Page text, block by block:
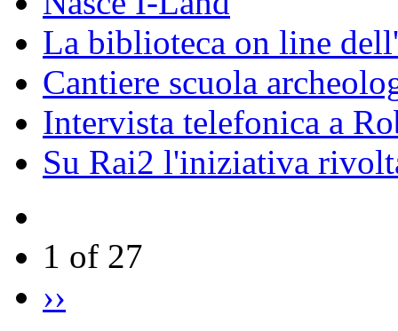
La biblioteca on line
Cantiere scuola
Intervista telefonica a
Su Rai2 l'iniziativa
1 of 27
››